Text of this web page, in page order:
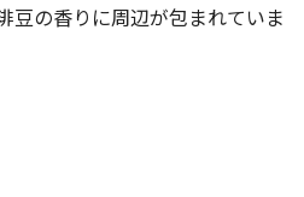
豆の香りに周辺が包まれていま